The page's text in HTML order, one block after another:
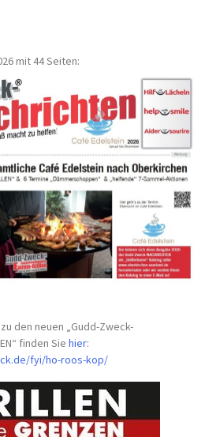
mit 44 Seiten:
den neuen „Gudd-Zweck-
finden Siehier:
fyi/ho-roos-kop/